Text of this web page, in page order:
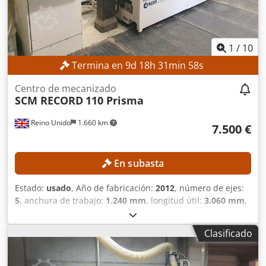
1 / 10
Termina en 9d 18h 31min 56s
Reino Unido 1.660 km
Centro de mecanizado
SCM RECORD 110 Prisma
7.500 €
En subasta
Estado: usado, Año de fabricación: 2012, número de ejes:
5, anchura de trabajo: 1.240 mm, longitud útil: 3.060 mm,
, DETALLES TÉCNICOS Tipo de
mecanizado: Taladrado, fresado Área de trabajo, eje X:
3.060 mm Área de trabajo, eje Y: 1.240 mm Diámetro
máximo de los orificios: 200 mm Número de áreas de
trabajo: 2 Tipo de mesa: Mesa plana Diseño de la mesa:
Clasificado